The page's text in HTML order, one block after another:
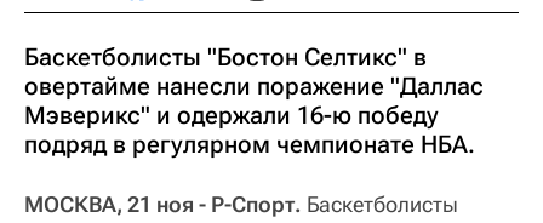
Баскетболисты "Бостон Селтикс" в
овертайме нанесли поражение "Даллас
Мэверикс" и одержали 16-ю победу
подряд в регулярном чемпионате НБА.
МОСКВА, 21 ноя - Р-Спорт. Баскетболисты